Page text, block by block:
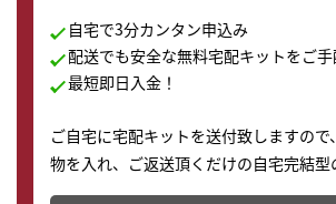
自宅で3分カンタン申込み
配送でも安全な無料宅配キットをご
最短即日入金！
ご自宅に宅配キットを送付致しますので
物を入れ、ご返送頂くだけの自宅完結型
テムです。